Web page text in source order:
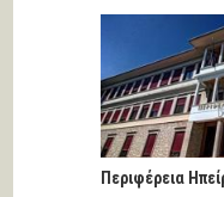
Περιφέρεια